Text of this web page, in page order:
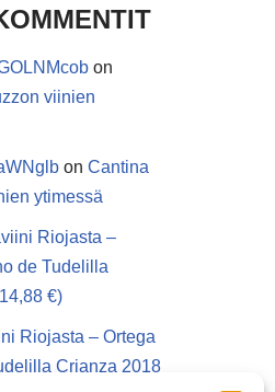
on
viinien
on Cantina
ytimessä
Riojasta –
de Tudelilla
€)
Riojasta – Ortega
Crianza 2018